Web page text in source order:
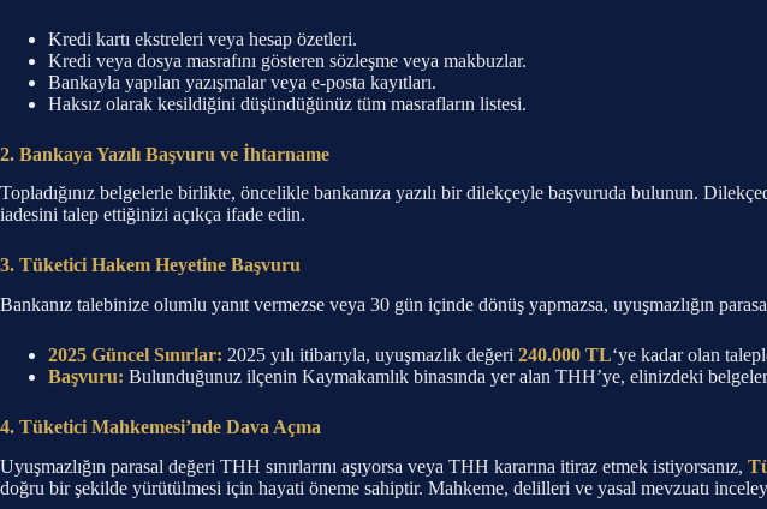
Kredi kartı ekstreleri veya hesap özetleri.
Kredi veya dosya masrafını gösteren sözleşme veya makbuzlar.
Bankayla yapılan yazışmalar veya e-posta kayıtları.
Haksız olarak kesildiğini düşündüğünüz tüm masrafların listesi.
2. Bankaya Yazılı Başvuru ve İhtarname
Topladığınız belgelerle birlikte, öncelikle bankanıza yazılı bir dilekçeyle başvuruda bulunun.
iadesini talep ettiğinizi açıkça ifade edin.
3. Tüketici Hakem Heyetine Başvuru
Bankanız talebinize olumlu yanıt vermezse veya 30 gün içinde dönüş yapmazsa, uyuşmazlığın
2025 Güncel Sınırlar: 2025 yılı itibarıyla, uyuşmazlık değeri 240.000 TL‘ye kadar olan
Başvuru: Bulunduğunuz ilçenin Kaymakamlık binasında yer alan THH’ye, elinizdeki
4. Tüketici Mahkemesi’nde Dava Açma
Uyuşmazlığın parasal değeri THH sınırlarını aşıyorsa veya THH kararına itiraz etmek istiyorsanız,
doğru bir şekilde yürütülmesi için hayati öneme sahiptir. Mahkeme, delilleri ve yasal mevzuatı